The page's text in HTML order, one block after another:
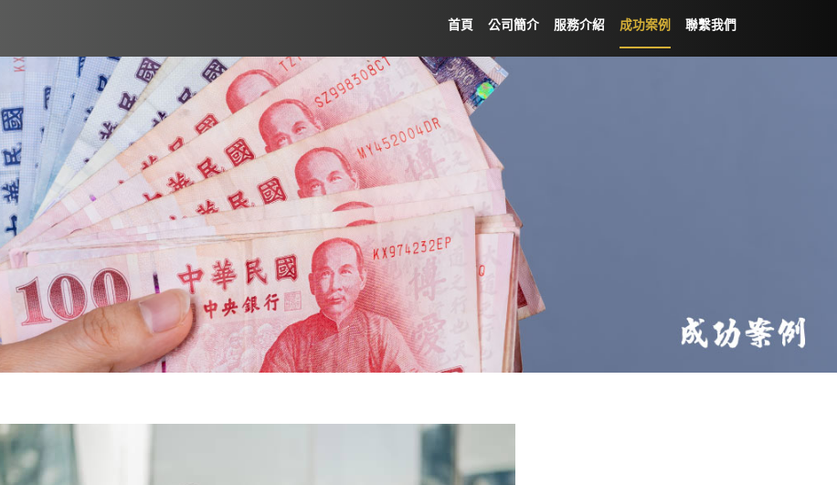
首頁 公司簡介 服務介紹 成功案例 聯繫我們